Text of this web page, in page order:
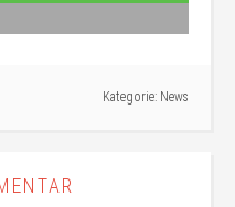
Kategorie: News